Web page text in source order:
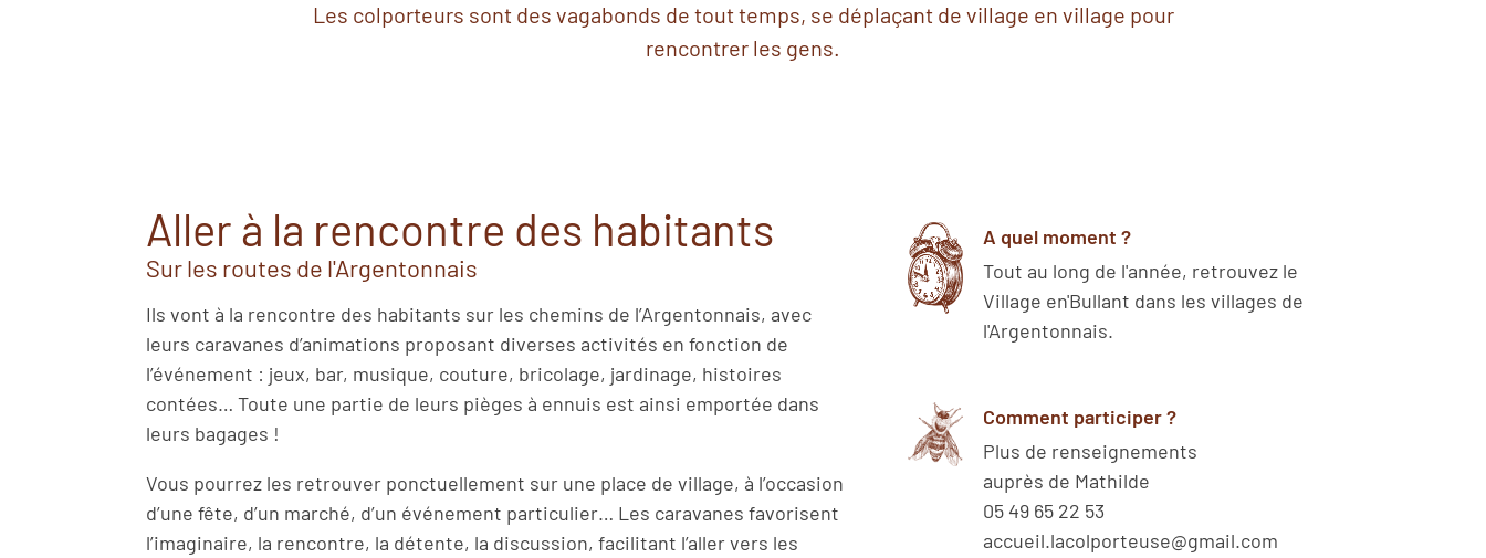
Les colporteurs sont des vagabonds de tout temps, se déplaçant de village en village pour
rencontrer les gens.
Aller à la rencontre des habitants
Sur les routes de l'Argentonnais
Ils vont à la rencontre des habitants sur les chemins de l’Argentonnais, avec
leurs caravanes d’animations proposant diverses activités en fonction de
l’événement : jeux, bar, musique, couture, bricolage, jardinage, histoires
contées… Toute une partie de leurs pièges à ennuis est ainsi emportée dans
leurs bagages !
Vous pourrez les retrouver ponctuellement sur une place de village, à l’occasion
d’une fête, d’un marché, d’un événement particulier… Les caravanes favorisent
l’imaginaire, la rencontre, la détente, la discussion, facilitant l’aller vers les
A quel moment ?
Tout au long de l'année, retrouvez le
Village en'Bullant dans les villages de
l'Argentonnais.
Comment participer ?
Plus de renseignements
auprès de Mathilde
05 49 65 22 53
accueil.lacolporteuse@gmail.com